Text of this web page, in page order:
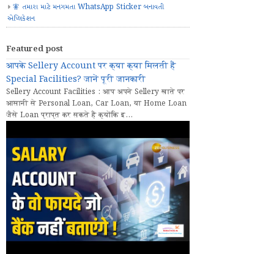
🧚 તમારા માટે મનગમતા WhatsApp Sticker બનાવતી
એપ્લિકેશન
Featured post
आपके Sellery Account पर क्या क्या मिलती हैं
Special Facilities? जानें पूरी जानकारी
Sellery Account Facilities : आप अपने Sellery खाते पर
आसानी से Personal Loan, Car Loan, या Home Loan
जैसे Loan प्राप्त कर सकते हैं क्योंकि इ...